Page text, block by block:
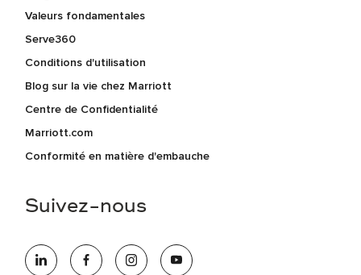
Valeurs fondamentales
Serve360
Conditions d'utilisation
Blog sur la vie chez Marriott
Centre de Confidentialité
Marriott.com
Conformité en matière d'embauche
Suivez-nous